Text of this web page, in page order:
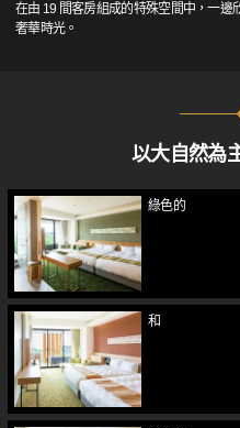
在由 19 間客房組成的特殊空間中，一
奢華時光。
以大自然為
綠色的
和